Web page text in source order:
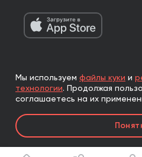
2026, ООО «Альпина
Все права защищены
Книги реализуются ООО
по договору комиссии с
по договору комиссии с
Мы используем файлы куки и
технологии. Продолжая
соглашаетесь на их